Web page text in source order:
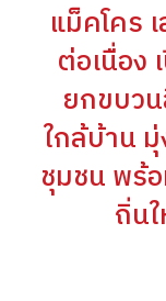
แม็คโคร
ต่อเนื่อง
ยกขบว
ใกล้บ้าน
ชุมชน พร้
ถิ่น